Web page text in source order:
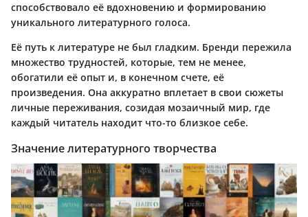
способствовало её вдохновению и формированию
уникального литературного голоса.
Её путь к литературе не был гладким. Бренди пережила
множество трудностей, которые, тем не менее,
обогатили её опыт и, в конечном счете, её
произведения. Она аккуратно вплетает в свои сюжеты
личные переживания, созидая мозаичный мир, где
каждый читатель находит что-то близкое себе.
Значение литературного творчества